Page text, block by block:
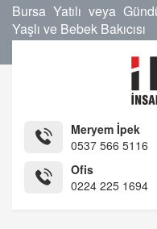
Bursa Yatılı veya
Yaşlı ve Bebek Bakıcısı
Meryem İpek
0537 566 5116
Ofis
0224 225 1694